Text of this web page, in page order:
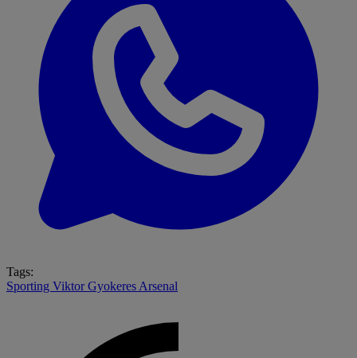
Tags:
Sporting Viktor Gyokeres Arsenal